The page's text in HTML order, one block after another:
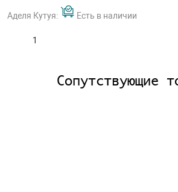
Аделя Кутуя: Есть в наличии
Сопутствующие